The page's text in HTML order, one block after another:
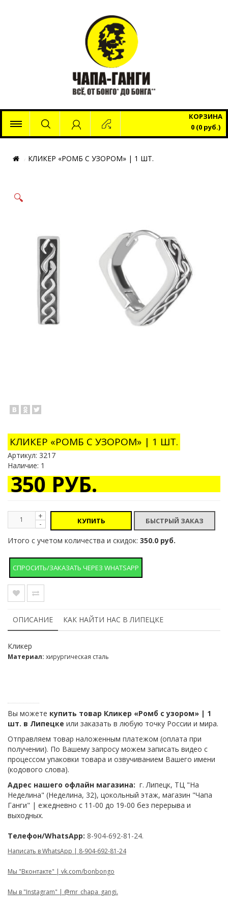
КОРЗИНА
0 (0 руб.)
КЛИКЕР «РОМБ С УЗОРОМ» | 1 ШТ.
🔍
КЛИКЕР «РОМБ С УЗОРОМ» | 1 ШТ.
Артикул: 3217
Наличие: 1
350 РУБ.
+
- КУПИТЬ
Итого с учетом количества и скидок: 350.0 руб.
СПРОСИТЬ/ЗАКАЗАТЬ ЧЕРЕЗ WHATSAPP
ОПИСАНИЕ КАК НАЙТИ НАС В ЛИПЕЦКЕ
Кликер
Материал: хирургическая сталь
Вы можете купить товар Кликер «Ромб с узором» | 1
шт. в Липецке или заказать в любую точку России и мира.
Отправляем товар наложенным платежом (оплата при
получении). По Вашему запросу можем записать видео с
процессом упаковки товара и озвучиванием Вашего имени
(кодового слова).
Адрес нашего офлайн магазина: г. Липецк, ТЦ "На
Неделина" (Неделина, 32), цокольный этаж, магазин "Чапа
Ганги" | ежедневно с 11-00 до 19-00 без перерыва и
выходных.
Телефон/WhatsApp: 8-904-692-81-24.
Написать в WhatsApp | 8-904-692-81-24
Мы "Вконтакте" | vk.com/bonbongo
Мы в "Instagram" | @mr_chapa_gangi.